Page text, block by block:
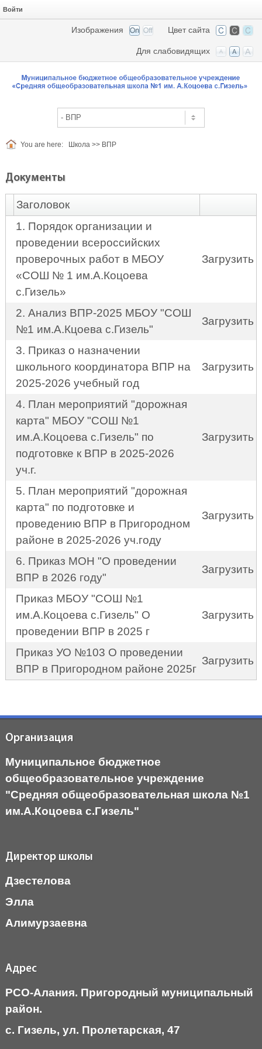
Войти
Цвет сайта
Изображения
Для слабовидящих
You are here: Шкoлa >> ВПР
Документы
Заголовок
1. Порядок организации и
проведении всероссийских
проверочных работ в МБОУ
«СОШ № 1 им.А.Коцоева
с.Гизель»
Загрузить
2. Анализ ВПР-2025 МБОУ "СОШ
№1 им.А.Кцоева с.Гизель"
Загрузить
3. Приказ о назначении
школьного координатора ВПР на
2025-2026 учебный год
Загрузить
4. План мероприятий "дорожная
карта" МБОУ "СОШ №1
им.А.Коцоева с.Гизель" по
подготовке к ВПР в 2025-2026
уч.г.
Загрузить
5. План мероприятий "дорожная
карта" по подготовке и
проведению ВПР в Пригородном
районе в 2025-2026 уч.году
Загрузить
6. Приказ МОН "О проведении
ВПР в 2026 году"
Загрузить
Приказ МБОУ "СОШ №1
им.А.Коцоева с.Гизель" О
проведении ВПР в 2025 г
Загрузить
Приказ УО №103 О проведении
ВПР в Пригородном районе 2025г
Загрузить
Организация
Муниципальное бюджетное
общеобразовательное учреждение
"Средняя общеобразовательная школа №1
им.А.Коцоева с.Гизель"
Директор школы
Дзестелова
Элла
Алимурзаевна
Адрес
РСО-Алания. Пригородный муниципальный
район.
c. Гизель, ул. Пролетарская, 47